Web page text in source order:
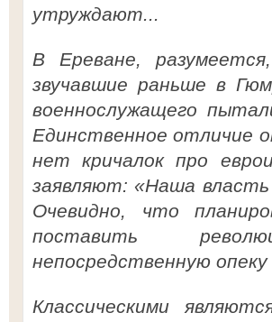
утруждают...
В Ереване,
звучавшие раньше в
военнослужащего
Единственное отличие
нет кричалок про
заявляют: «Наша власть
Очевидно, что
поставить
непосредственную
Классическими